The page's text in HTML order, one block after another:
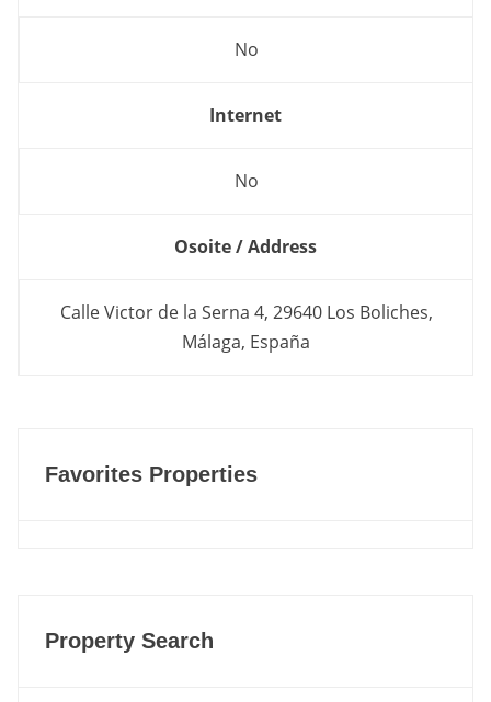
No
Internet
No
Osoite / Address
Calle Victor de la Serna 4, 29640 Los Boliches,
Málaga, España
Favorites Properties
Property Search